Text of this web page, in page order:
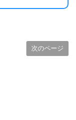
次のページ